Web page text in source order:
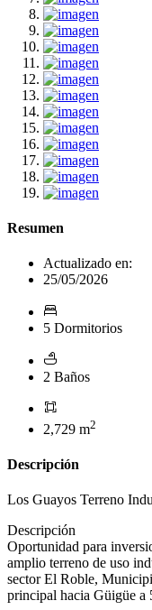
Resumen
Actualizado en:
25/05/2026
5 Dormitorios
2 Baños
2,729 m2
Descripción
Los Guayos Terreno
Descripción
Oportunidad para
amplio terreno de uso
sector El Roble,
principal hacia Güigüe a